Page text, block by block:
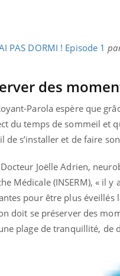
PAS DORMI ! Episode 1
des
Parola espère que
du temps de sommeil et
de s’installer et de faire
Joëlle Adrien,
Médicale (INSERM), « il
pour être plus éveillés
doit se préserver des
plage de tranquillité, de